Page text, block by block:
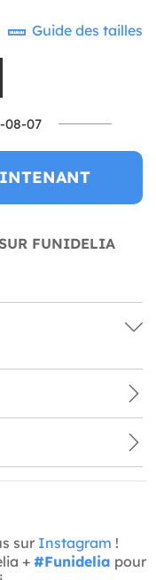
Guide des tailles
08-07
FUNIDELIA
sur Instagram !
+ #Funidelia pour